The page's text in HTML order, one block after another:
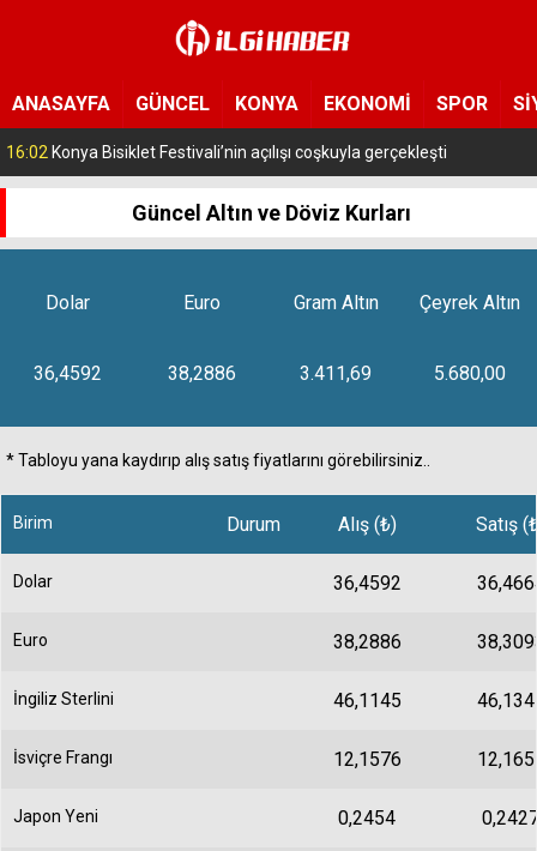
ANASAYFA GÜNCEL KONYA EKONOMİ SPOR
16:02 Konya Bisiklet Festivali’nin açılışı coşkuyla gerçekleşti
Güncel Altın ve Döviz Kurları
Dolar
36,4592
Euro
38,2886
Gram Altın
3.411,69
Çeyrek Altın
5.680,00
* Tabloyu yana kaydırıp alış satış fiyatlarını görebilirsiniz..
Birim Durum Alış (₺) Satış
Dolar 36,4592
Euro 38,2886
İngiliz Sterlini 46,1145
İsviçre Frangı 12,1576
Japon Yeni 0,2454